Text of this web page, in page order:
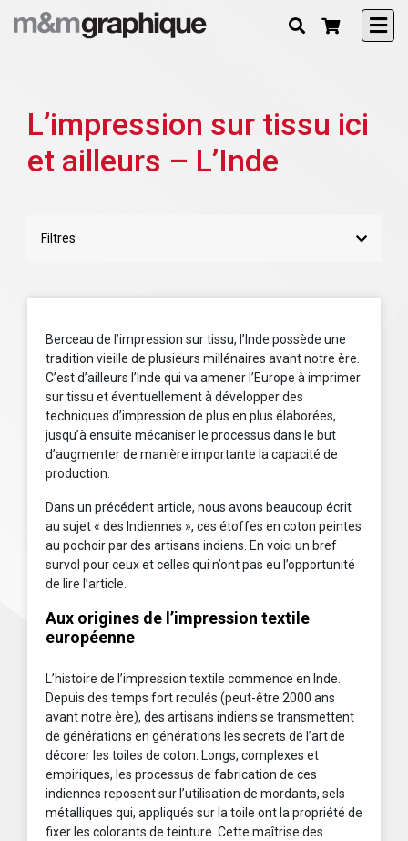
L’impression sur tissu ici
et ailleurs – L’Inde
Filtres
Berceau de l’impression sur tissu, l’Inde possède une
tradition vieille de plusieurs millénaires avant notre ère.
C’est d’ailleurs l’Inde qui va amener l’Europe à imprimer
sur tissu et éventuellement à développer des
techniques d’impression de plus en plus élaborées,
jusqu’à ensuite mécaniser le processus dans le but
d’augmenter de manière importante la capacité de
production.
Dans un précédent article, nous avons beaucoup écrit
au sujet « des Indiennes », ces étoffes en coton peintes
au pochoir par des artisans indiens. En voici un bref
survol pour ceux et celles qui n’ont pas eu l’opportunité
de lire l’article.
Aux origines de l’impression textile
européenne
L’histoire de l’impression textile commence en Inde.
Depuis des temps fort reculés (peut-être 2000 ans
avant notre ère), des artisans indiens se transmettent
de générations en générations les secrets de l’art de
décorer les toiles de coton. Longs, complexes et
empiriques, les processus de fabrication de ces
indiennes reposent sur l’utilisation de mordants, sels
métalliques qui, appliqués sur la toile ont la propriété de
fixer les colorants de teinture. Cette maîtrise des